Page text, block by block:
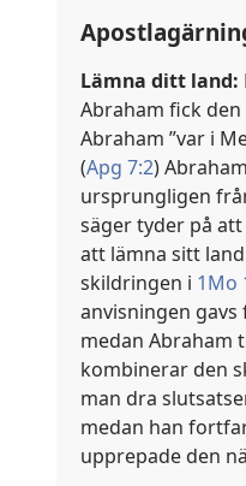
Lämna ditt land:
Abraham fick den
Abraham ”var i
(Apg 7:2)
ursprungligen
säger tyder på
att lämna sitt
skildringen i 1Mo
anvisningen
medan Abraham
kombinerar den
man dra
medan han
upprepade den